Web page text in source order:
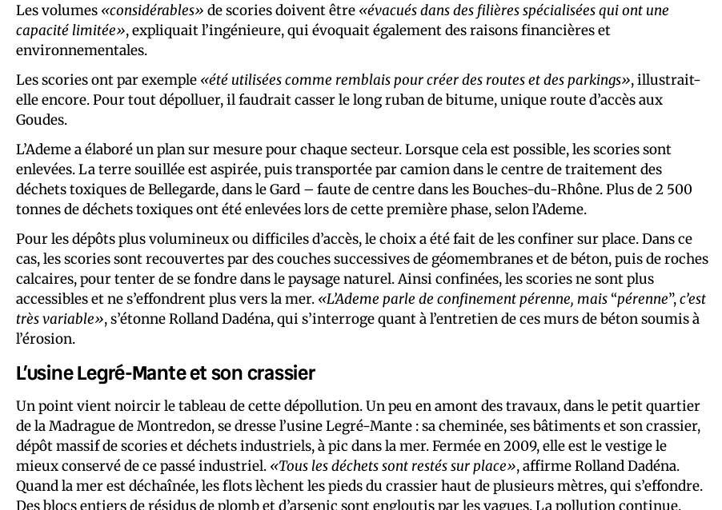
Les volumes «considérables» de scories doivent être «évacués dans des filières spécialisées qui ont une
capacité limitée», expliquait l’ingénieure, qui évoquait également des raisons financières et
environnementales.
Les scories ont par exemple «été utilisées comme remblais pour créer des routes et des parkings», illustrait-
elle encore. Pour tout dépolluer, il faudrait casser le long ruban de bitume, unique route d’accès aux
Goudes.
L’Ademe a élaboré un plan sur mesure pour chaque secteur. Lorsque cela est possible, les scories sont
enlevées. La terre souillée est aspirée, puis transportée par camion dans le centre de traitement des
déchets toxiques de Bellegarde, dans le Gard – faute de centre dans les Bouches-du-Rhône. Plus de 2 500
tonnes de déchets toxiques ont été enlevées lors de cette première phase, selon l’Ademe.
Pour les dépôts plus volumineux ou difficiles d’accès, le choix a été fait de les confiner sur place. Dans ce
cas, les scories sont recouvertes par des couches successives de géomembranes et de béton, puis de roches
calcaires, pour tenter de se fondre dans le paysage naturel. Ainsi confinées, les scories ne sont plus
accessibles et ne s’effondrent plus vers la mer. «L’Ademe parle de confinement pérenne, mais “pérenne”,c’est
très variable», s’étonne Rolland Dadéna, qui s’interroge quant à l’entretien de ces murs de béton soumis à
l’érosion.
L’usine Legré-Mante et son crassier
Un point vient noircir le tableau de cette dépollution. Un peu en amont des travaux, dans le petit quartier
de la Madrague de Montredon, se dresse l’usine Legré-Mante : sa cheminée, ses bâtiments et son crassier,
dépôt massif de scories et déchets industriels, à pic dans la mer. Fermée en 2009, elle est le vestige le
mieux conservé de ce passé industriel. «Tous les déchets sont restés sur place», affirme Rolland Dadéna.
Quand la mer est déchaînée, les flots lèchent les pieds du crassier haut de plusieurs mètres, qui s’effondre.
Des blocs entiers de résidus de plomb et d’arsenic sont engloutis par les vagues. La pollution continue.